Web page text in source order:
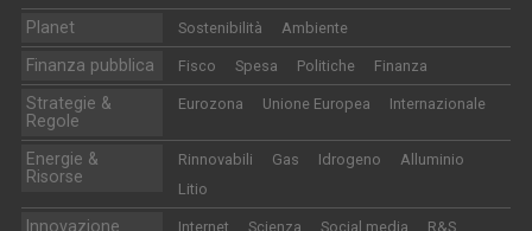
Planet Sostenibilità Ambiente
Finanza pubblica Fisco Spesa Politiche Finanza
Strategie &
Regole
Eurozona Unione Europea Internazionale
Energie &
Risorse
Rinnovabili Gas Idrogeno
Alluminio
Litio
Innovazione Internet Scienza Social media R&S